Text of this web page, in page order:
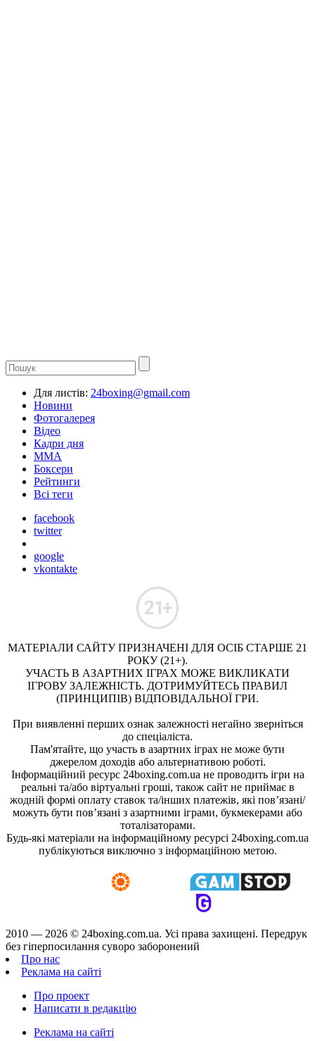
Для листів: 24boxing@gmail.com
Новини
Фотогалерея
Відео
Кадри дня
ММА
Боксери
Рейтинги
Всі теги
facebook
twitter
google
vkontakte
МАТЕРІАЛИ САЙТУ ПРИЗНАЧЕНІ ДЛЯ ОСІБ СТАРШЕ 21
РОКУ (21+).
УЧАСТЬ В АЗАРТНИХ ІГРАХ МОЖЕ ВИКЛИКАТИ
ІГРОВУ ЗАЛЕЖНІСТЬ. ДОТРИМУЙТЕСЬ ПРАВИЛ
(ПРИНЦИПІВ) ВІДПОВІДАЛЬНОЇ ГРИ.
При виявленні перших ознак залежності негайно зверніться
до спеціаліста.
Пам'ятайте, що участь в азартних іграх не може бути
джерелом доходів або альтернативою роботі.
Інформаційний ресурс 24boxing.com.ua не проводить ігри на
реальні та/або віртуальні гроші, також сайт не приймає в
жодній формі оплату ставок та/інших платежів, які пов’язані/
можуть бути пов’язані з азартними іграми, букмекерами або
тоталізаторами.
Будь-які матеріали на інформаційному ресурсі 24boxing.com.ua
публікуються виключно з інформаційною метою.
2010 — 2026 © 24boxing.com.ua. Усi права захищенi. Передрук
без гіперпосилання суворо заборонений
Про нас
Реклама на сайті
Про проект
Написати в редакцію
Реклама на сайті